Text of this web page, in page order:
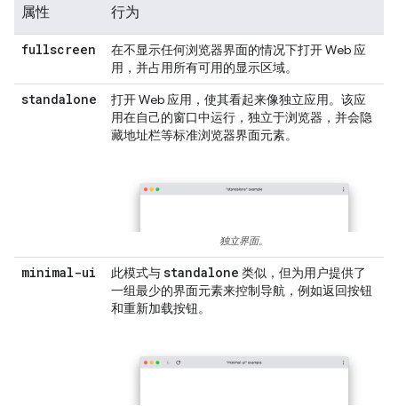
属性 行为
fullscreen
在不显示任何浏览器界面的情况下打开 Web 应
用，并占用所有可用的显示区域。
standalone
打开 Web 应用，使其看起来像独立应用。该应
用在自己的窗口中运行，独立于浏览器，并会隐
藏地址栏等标准浏览器界面元素。
独立界面。
minimal-ui 此模式与standalone 类似，但为用户提供了
一组最少的界面元素来控制导航，例如返回按钮
和重新加载按钮。